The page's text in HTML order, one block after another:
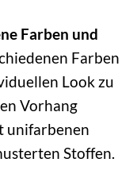
Farben und
Farben
Look zu
Vorhang
unifarbenen
Stoffen.